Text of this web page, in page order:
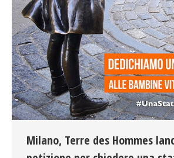
Milano, Terre des Hommes